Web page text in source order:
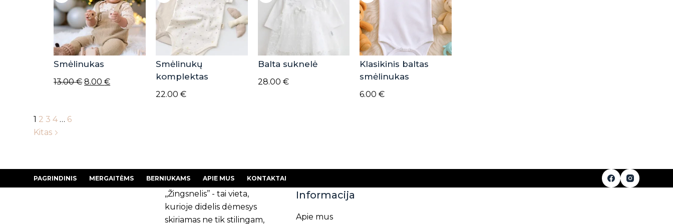
Smėlinukas
13.00€Original
8.00€Current
Smėlinukų
komplektas
22.00 €
Balta suknelė
28.00 €
Klasikinis baltas
smėlinukas
6.00€
1 2 3 4 … 6
Kitas
PAGRINDINIS MERGAITĖMS BERNIUKAMS APIE MUS KONTAKTAI
,,Žingsnelis’’ - tai vieta,
kurioje didelis dėmesys
skiriamas ne tik stilingam,
Informacija
Apie mus